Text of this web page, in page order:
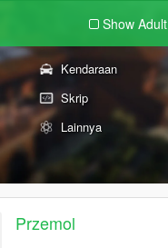
Show Adult
Kendaraan
Skrip
Lainnya
Przemol